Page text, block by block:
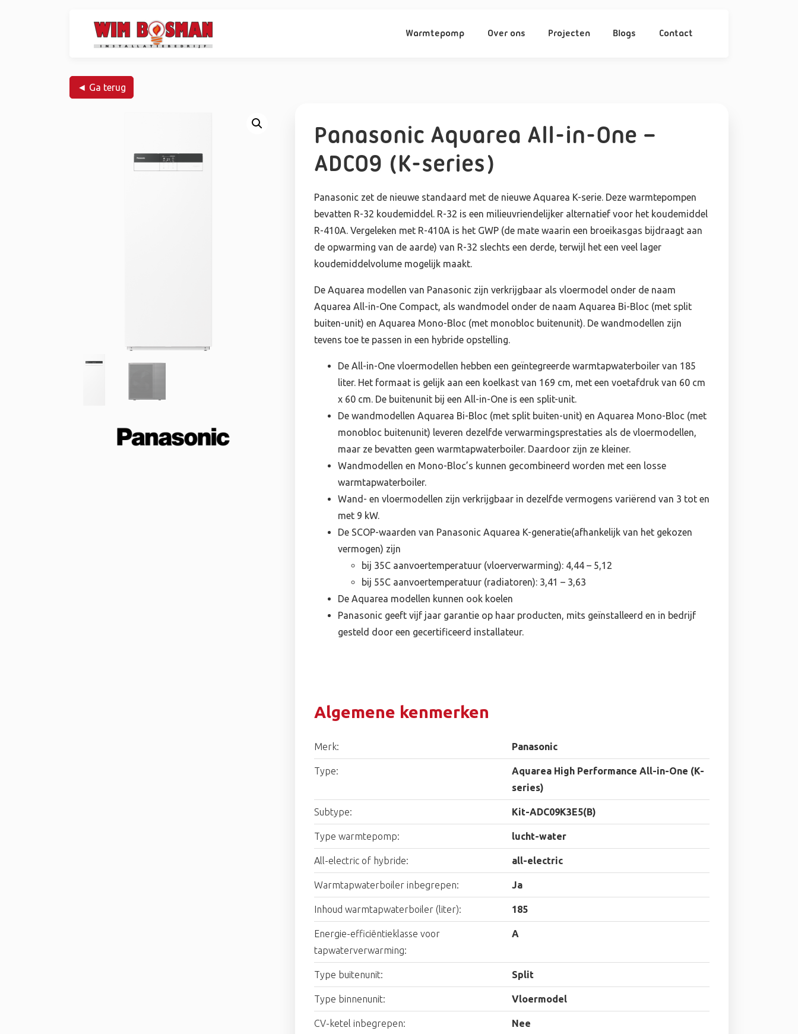
Warmtepomp Over ons Projecten Blogs Contact
◄ Ga terug
Panasonic Aquarea All-in-One –
ADC09 (K-series)
Panasonic zet de nieuwe standaard met de nieuwe Aquarea K-serie. Deze warmtepompen
bevatten R-32 koudemiddel. R-32 is een milieuvriendelijker alternatief voor het koudemiddel
R-410A. Vergeleken met R-410A is het GWP (de mate waarin een broeikasgas bijdraagt aan
de opwarming van de aarde) van R-32 slechts een derde, terwijl het een veel lager
koudemiddelvolume mogelijk maakt.
De Aquarea modellen van Panasonic zijn verkrijgbaar als vloermodel onder de naam
Aquarea All-in-One Compact, als wandmodel onder de naam Aquarea Bi-Bloc (met split
buiten-unit) en Aquarea Mono-Bloc (met monobloc buitenunit). De wandmodellen zijn
tevens toe te passen in een hybride opstelling.
De All-in-One vloermodellen hebben een geïntegreerde warmtapwaterboiler van 185
liter. Het formaat is gelijk aan een koelkast van 169 cm, met een voetafdruk van 60 cm
x 60 cm. De buitenunit bij een All-in-One is een split-unit.
De wandmodellen Aquarea Bi-Bloc (met split buiten-unit) en Aquarea Mono-Bloc (met
monobloc buitenunit) leveren dezelfde verwarmingsprestaties als de vloermodellen,
maar ze bevatten geen warmtapwaterboiler. Daardoor zijn ze kleiner.
Wandmodellen en Mono-Bloc’s kunnen gecombineerd worden met een losse
warmtapwaterboiler.
Wand- en vloermodellen zijn verkrijgbaar in dezelfde vermogens variërend van 3 tot en
met 9 kW.
De SCOP-waarden van Panasonic Aquarea K-generatie(afhankelijk van het gekozen
vermogen) zijn
bij 35C aanvoertemperatuur (vloerverwarming): 4,44 – 5,12
bij 55C aanvoertemperatuur (radiatoren): 3,41 – 3,63
De Aquarea modellen kunnen ook koelen
Panasonic geeft vijf jaar garantie op haar producten, mits geïnstalleerd en in bedrijf
gesteld door een gecertificeerd installateur.
Algemene kenmerken
Merk: Panasonic
Type:
Aquarea High Performance All-in-One (K-
series)
Subtype: Kit-ADC09K3E5(B)
Type warmtepomp: lucht-water
All-electric of hybride: all-electric
Warmtapwaterboiler inbegrepen: Ja
Inhoud warmtapwaterboiler (liter): 185
Energie-efficiëntieklasse voor
tapwaterverwarming:
A
Type buitenunit: Split
Type binnenunit: Vloermodel
CV-ketel inbegrepen: Nee